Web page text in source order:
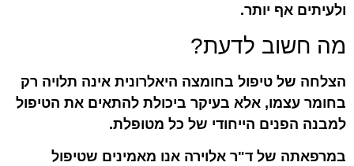
ולעיתים אף יותר.
מה חשוב לדעת?
הצלחה של טיפול בחומצה היאלרונית אינה תלויה רק
בחומר עצמו, אלא בעיקר ביכולת להתאים את הטיפול
למבנה הפנים הייחודי של כל מטופלת.
במרפאתה של ד"ר אלוירה אנו מאמינים שטיפול